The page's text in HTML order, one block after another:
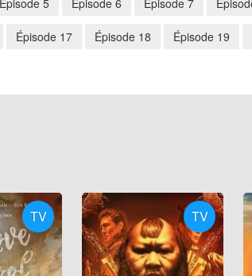
Épisode 5 Épisode 6 Épisode 7
Épisode 17 Épisode 18 Épisode 19
TV TV